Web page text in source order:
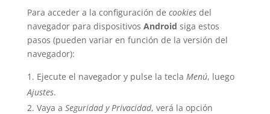
Para acceder a la configuración de cookiesdel
navegador para dispositivos Android siga estos
pasos (pueden variar en función de la versión del
navegador):
Ejecute el navegador y pulse la tecla Menú, luego
Ajustes.
Vaya a Seguridad y Privacidad, verá la opción